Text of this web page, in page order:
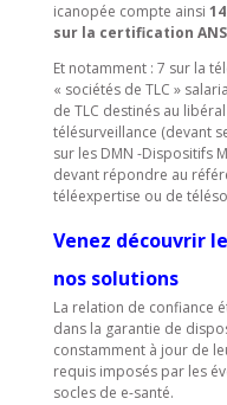
icanopée compte ainsi
sur la certification
Et notamment : 7 sur la
« sociétés de TLC »
de TLC destinés au
télésurveillance (devant
sur les DMN -Dispositifs
devant répondre au
téléexpertise ou de
Venez découvrir
nos solutions
La relation de confiance
dans la garantie de
constamment à jour de
requis imposés par les
socles de e-santé.